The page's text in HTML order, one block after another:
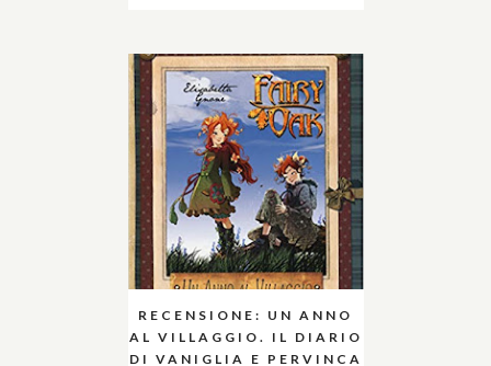
RECENSIONE: UN ANNO
AL VILLAGGIO. IL DIARIO
DI VANIGLIA E PERVINCA